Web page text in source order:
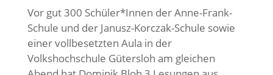
Vor gut 300 Schüler*Innen der Anne-Frank-
Schule und der Janusz-Korczak-Schule sowie
einer vollbesetzten Aula in der
Volkshochschule Gütersloh am gleichen